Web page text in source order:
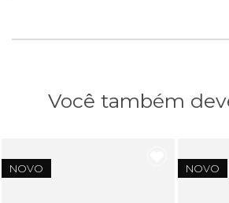
Você também
NOVO NOVO